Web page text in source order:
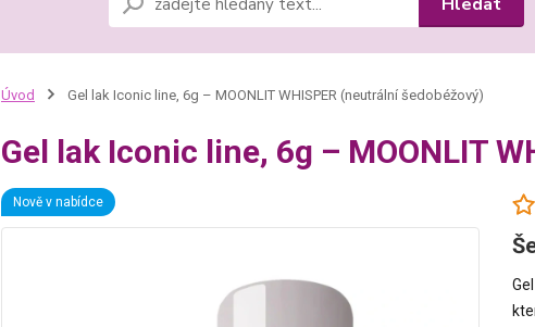
Úvod Gel lak Iconic line, 6g – MOONLIT WHISPER (neutrální šedobéžový)
Gel lak Iconic line, 6g – MOONLIT
Nově v nabídce